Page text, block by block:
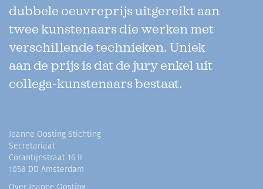
dubbele oeuvreprijs uitgereikt aan
twee kunstenaars die werken met
verschillende technieken. Uniek
aan de prijs is dat de jury enkel uit
collega-kunstenaars bestaat.
Jeanne Oosting Stichting
Secretariaat
Corantijnstraat 16 II
1058 DD Amsterdam
Over Jeanne Oosting